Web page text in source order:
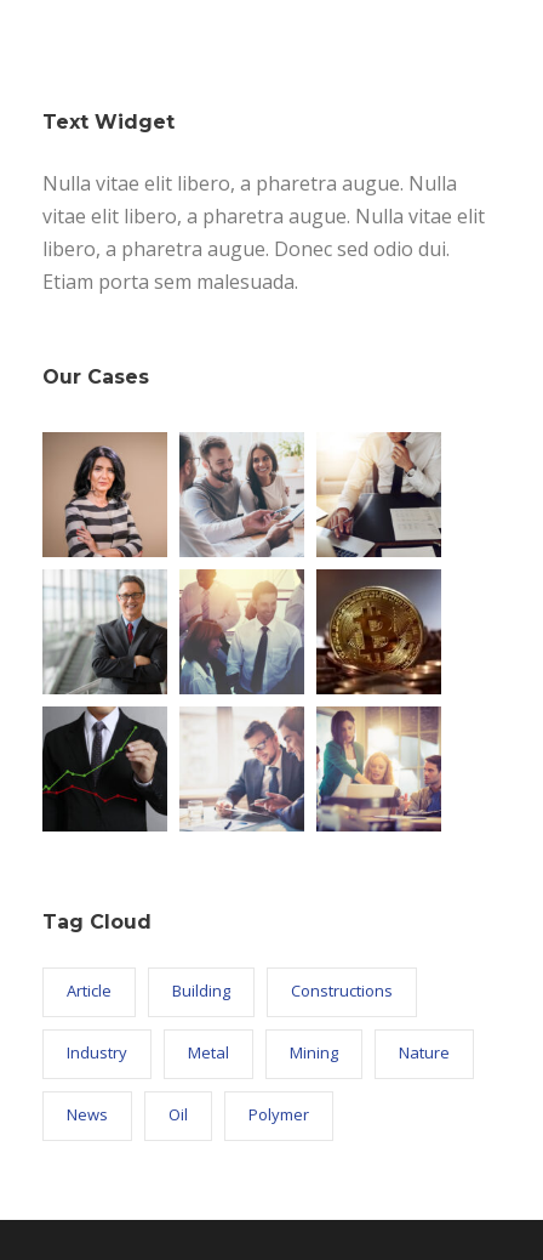
Text Widget
Nulla vitae elit libero, a pharetra augue. Nulla
vitae elit libero, a pharetra augue. Nulla vitae elit
libero, a pharetra augue. Donec sed odio dui.
Etiam porta sem malesuada.
Our Cases
Tag Cloud
Article Building Constructions
Industry Metal Mining Nature
News Oil Polymer